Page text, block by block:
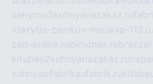
xehyroo5kuhnyanazakaz.ru
vskrytie-zamkov-moskva-113.ru
zed-online.rupimchax.ru
kitubeu2kuhnyanazakaz.ru
kuhnyaofabrikaufabrik.ru